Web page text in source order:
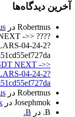
آخرین دیدگاه‌ها
Robertnus در
NEXT ->>
04-24-2?
????
NEXT ->>
04-24-2?
????
Robertnus در
Josephmok در
B. در B.